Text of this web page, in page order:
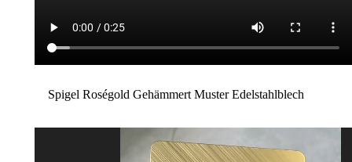
Spigel Roségold Gehämmert Muster Edelstahlblech